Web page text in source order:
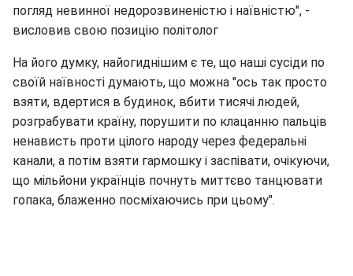
погляд невинної недорозвиненістю і наївністю", -
висловив свою позицію політолог
На його думку, найогиднішим є те, що наші сусіди по
своїй наївності думають, що можна "ось так просто
взяти, вдертися в будинок, вбити тисячі людей,
розграбувати країну, порушити по клацанню пальців
ненависть проти цілого народу через федеральні
канали, а потім взяти гармошку і заспівати, очікуючи,
що мільйони українців почнуть миттєво танцювати
гопака, блаженно посміхаючись при цьому".